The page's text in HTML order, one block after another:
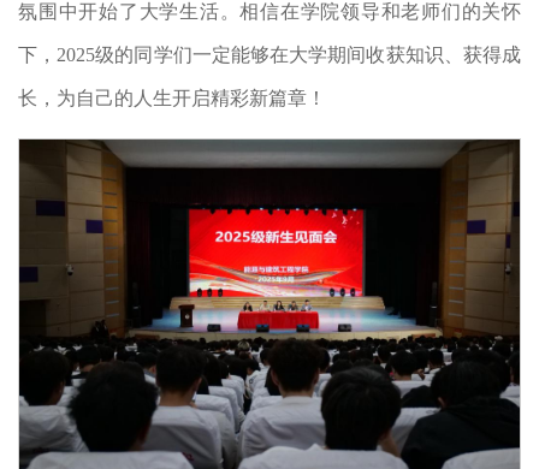
氛围中开始了大学生活。相信在学院领导和老师们的关怀
下，2025级的同学们一定能够在大学期间收获知识、获得成
长，为自己的人生开启精彩新篇章！